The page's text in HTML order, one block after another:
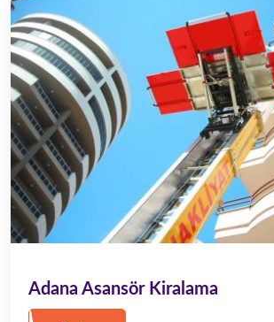
Adana Asansör Kiralama